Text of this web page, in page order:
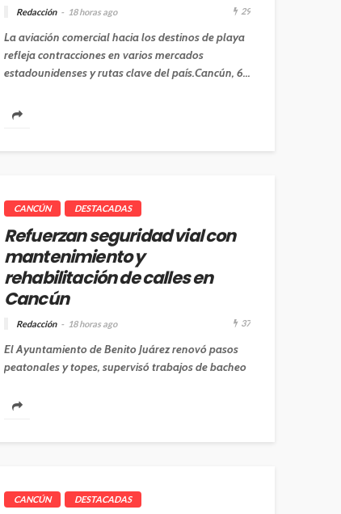
Redacción 18 horas ago 29
La aviación comercial hacia los destinos de playa
refleja contracciones en varios mercados
estadounidenses y rutas clave del país.Cancún, 6...
CANCÚN DESTACADAS
Refuerzan seguridad vial con
mantenimiento y
rehabilitación de calles en
Cancún
Redacción 18 horas ago 37
El Ayuntamiento de Benito Juárez renovó pasos
peatonales y topes, supervisó trabajos de bacheo
CANCÚN DESTACADAS